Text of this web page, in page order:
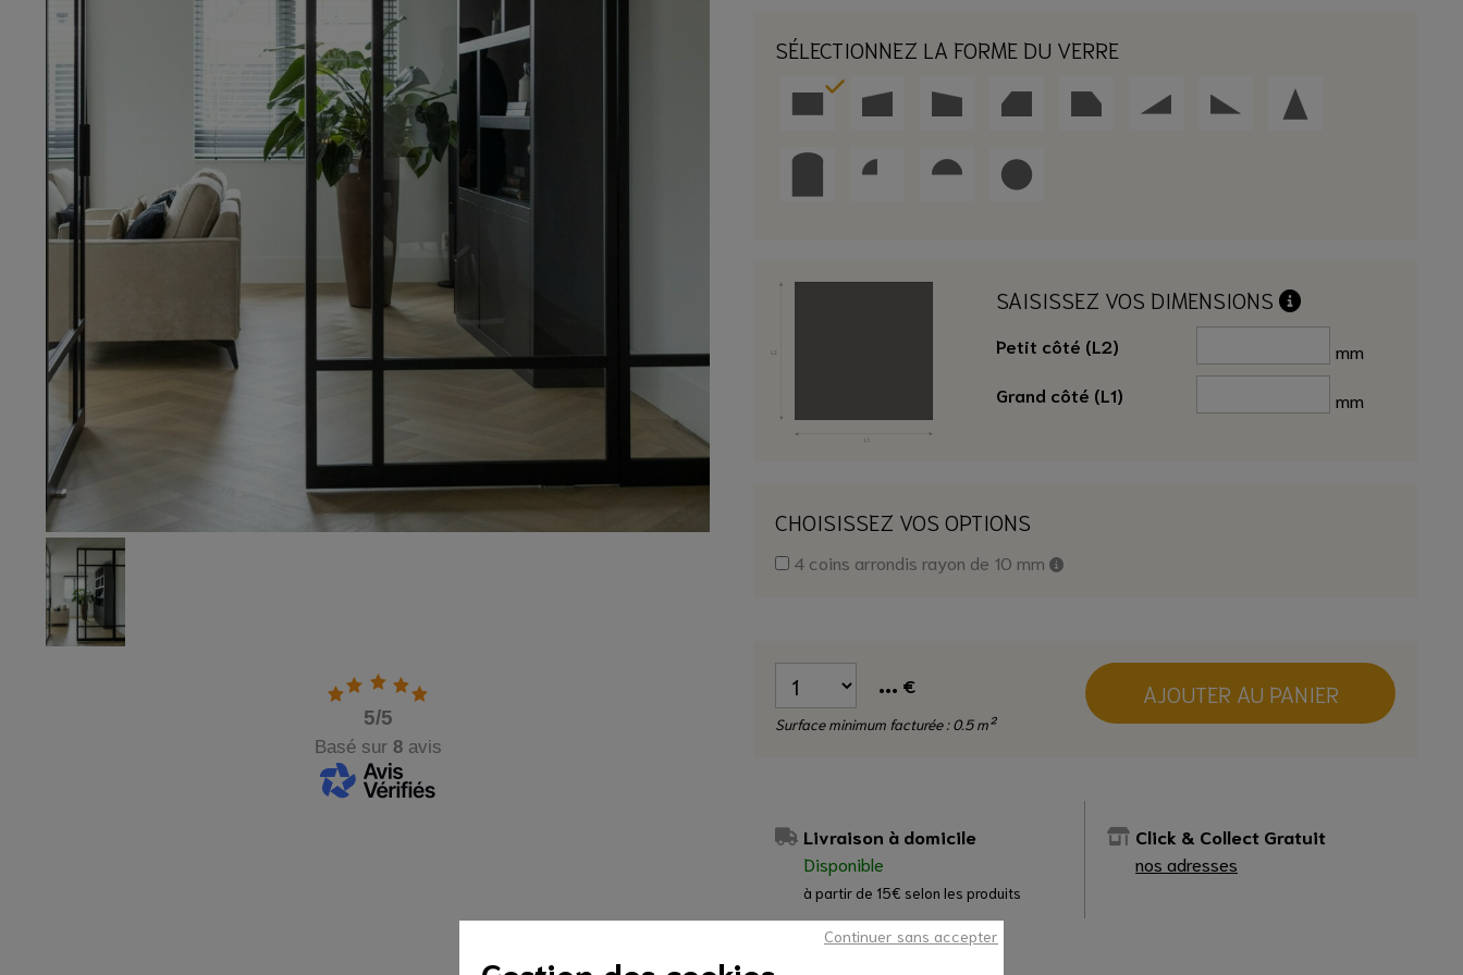
Continuer sans accepter
5/5
Basé sur 8avis
SÉLECTIONNEZ LA FORME DU VERRE
SAISISSEZ VOS DIMENSIONS
Petit côté (L2)
mm
Grand côté (L1)
mm
CHOISISSEZ VOS OPTIONS
4 coins arrondis rayon de 10 mm
... €
Surface minimum facturée : 0.5 m²
AJOUTER AU PANIER
Livraison à domicile
Disponible
à partir de 15€ selon les produits
Click & Collect Gratuit
nos adresses